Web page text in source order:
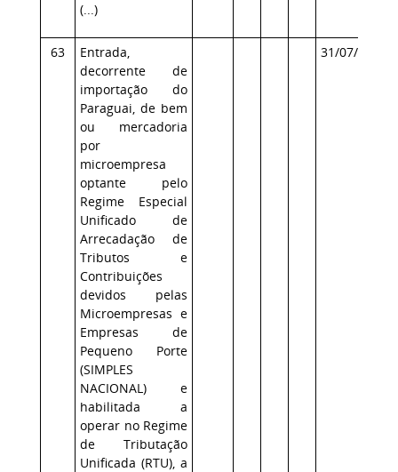
(...)
63
Entrada,
decorrente de
importação do
Paraguai, de bem
ou mercadoria
por
microempresa
optante pelo
Regime Especial
Unificado de
Arrecadação de
Tributos e
Contribuições
devidos pelas
Microempresas e
Empresas de
Pequeno Porte
(SIMPLES
NACIONAL) e
habilitada a
operar no Regime
de Tributação
Unificada (RTU), a
31/07/2013